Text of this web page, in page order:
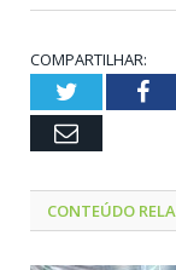
COMPARTILHAR:
Twitter
Email
CONTEÚDO